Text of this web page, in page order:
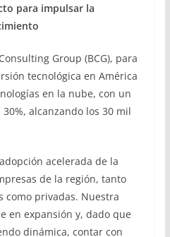
para impulsar la
Group (BCG), para
tecnológica en América
en la nube, con un
alcanzando los 30 mil
acelerada de la
de la región, tanto
como privadas. Nuestra
en expansión y, dado que
dinámica, contar con